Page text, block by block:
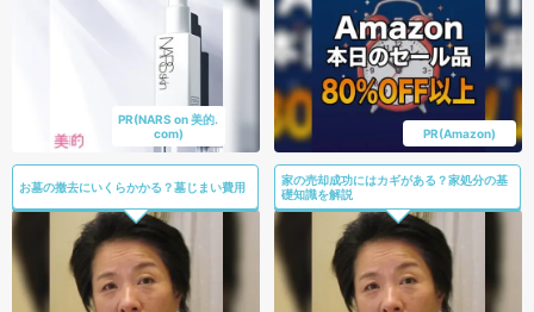
PR(NARS on 美的.
com)
PR(Amazon)
お墓の撤去にいくらかかる？墓じまい費用
家の売却成功にはカギがある？家処分の基
礎知識を解説